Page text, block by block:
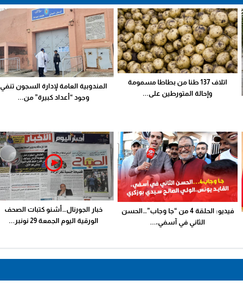
اتلاف 137 طنا من بطاطا مسمومة
وإحالة المتورطين على...
المندوبية العامة لإدارة السجون تنفي
وجود “أعداد كبيرة” من...
فيديو: الحلقة 4 من “جا وجاب”…الحسن
الثاني في آسفي،...
خبار الجورنال…أشنو كتبات الصحف
الورقية اليوم الجمعة 29 نونبر...